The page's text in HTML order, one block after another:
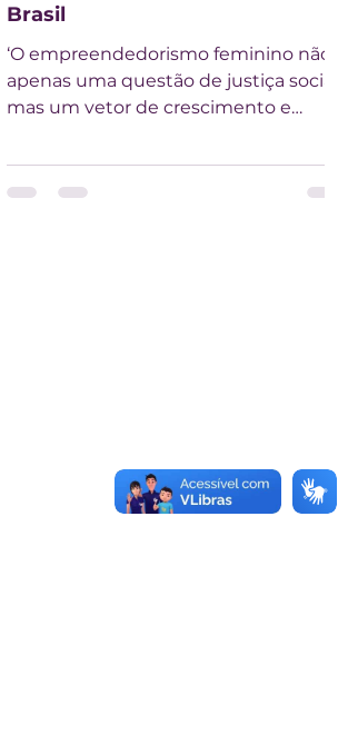
Brasil
‘O empreendedorismo feminino não é
apenas uma questão de justiça social,
mas um vetor de crescimento e